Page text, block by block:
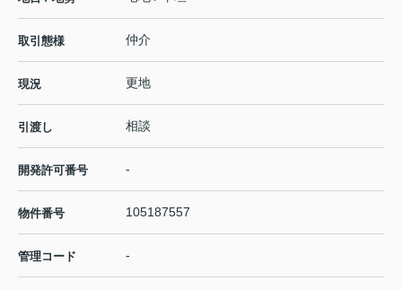
取引態様 仲介
現況 更地
引渡し 相談
開発許可番号 -
物件番号 105187557
管理コード -